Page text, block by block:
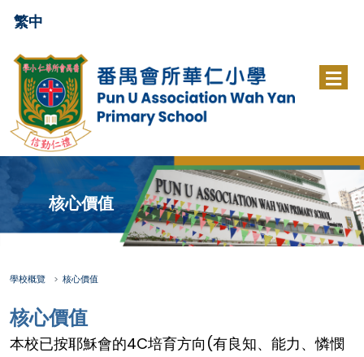
繁中
核心價值
學校概覽 核心價值
核心價值
本校已按耶穌會的4C培育方向(有良知、能力、憐憫